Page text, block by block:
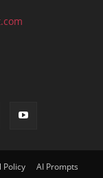
Policy AI Prompts